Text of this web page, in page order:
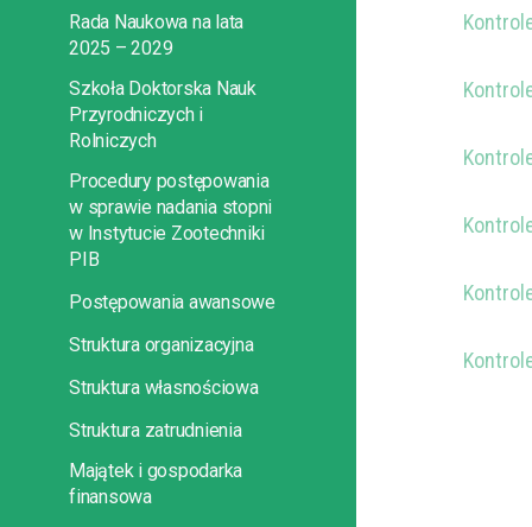
Rada Naukowa na lata
2025 – 2029
Szkoła Doktorska Nauk
Przyrodniczych i
Rolniczych
Procedury postępowania
w sprawie nadania stopni
w Instytucie Zootechniki
PIB
Postępowania awansowe
Struktura organizacyjna
Struktura własnościowa
Struktura zatrudnienia
Majątek i gospodarka
finansowa